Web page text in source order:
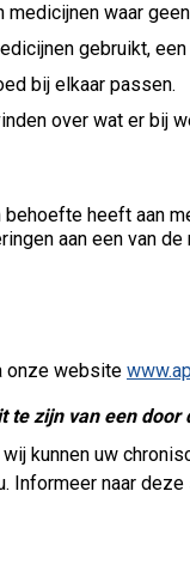
waar
gebruikt,
bij elkaar passen.
over wat er bij
heeft aan
aan een van de
onze website
zijn van een
kunnen uw
Informeer naar